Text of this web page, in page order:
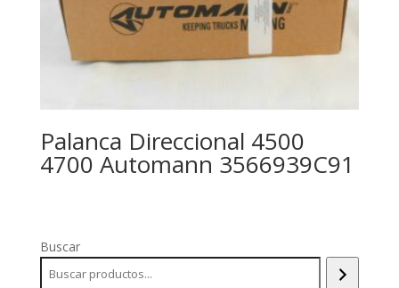
Palanca Direccional 4500
4700 Automann 3566939C91
Buscar